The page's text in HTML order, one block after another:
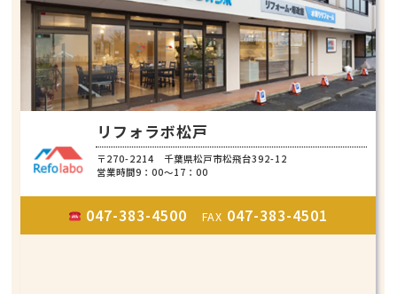
リフォラボ松戸
〒270-2214 千葉県松戸市松飛台392-12
営業時間9：00～17：00
047-383-4500FAX 047-383-4501